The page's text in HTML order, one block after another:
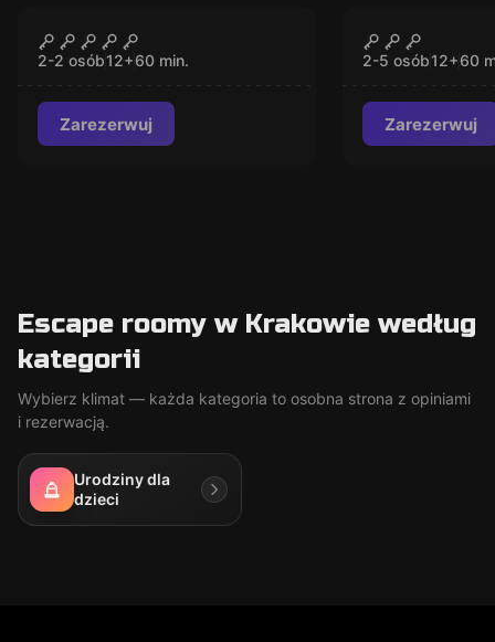
ZAMKNIĘTE
Tajny Pokoj w Bazie
Wojskowej
2-2 osób12+60 min.
Zarezerwuj
Chatka w
2-5 osób12+60
Zarezerwuj
Escape roomy w Krakowie według
kategorii
Wybierz klimat — każda kategoria to osobna strona z opiniami
i rezerwacją.
Urodziny dla
dzieci